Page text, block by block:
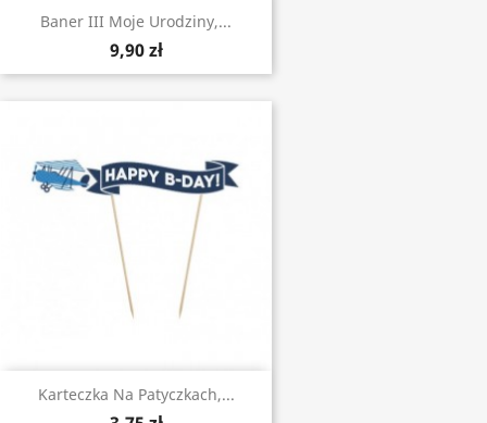
Baner III Moje Urodziny,...
9,90 zł
Karteczka Na Patyczkach,...